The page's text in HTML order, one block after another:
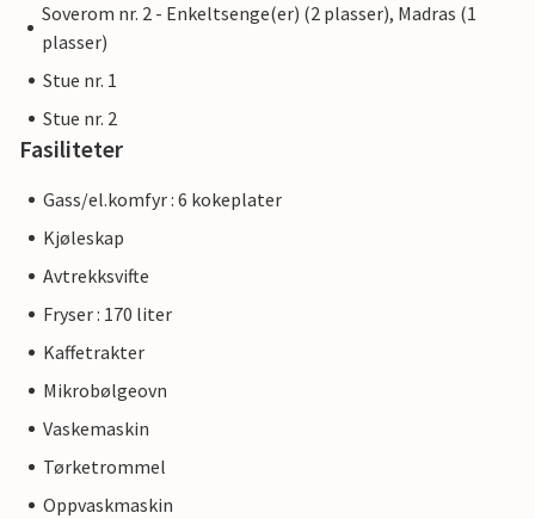
Soverom nr. 2 - Enkeltsenge(er) (2 plasser), Madras (1
plasser)
Stue nr. 1
Stue nr. 2
Fasiliteter
Gass/el.komfyr : 6 kokeplater
Kjøleskap
Avtrekksvifte
Fryser : 170 liter
Kaffetrakter
Mikrobølgeovn
Vaskemaskin
Tørketrommel
Oppvaskmaskin